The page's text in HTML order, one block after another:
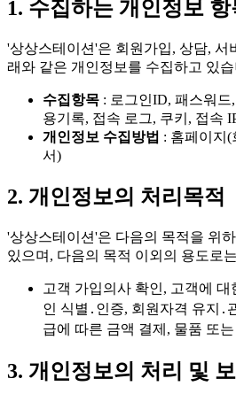
1. 수집하는 개인정보 항
'상상스테이션'은 회원가입, 상담, 서
래와 같은 개인정보를 수집하고 있
수집항목 : 로그인ID, 패스워드
용기록, 접속 로그, 쿠키, 접속
개인정보 수집방법 : 홈페이지(
서)
2. 개인정보의 처리목적
'상상스테이션'은 다음의 목적을 위
있으며, 다음의 목적 이외의 용도로
고객 가입의사 확인, 고객에
인 식별․인증, 회원자격 유지․
급에 따른 금액 결제, 물품 또
3. 개인정보의 처리 및